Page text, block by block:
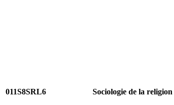
011S8SRL6 Sociologie de la religion